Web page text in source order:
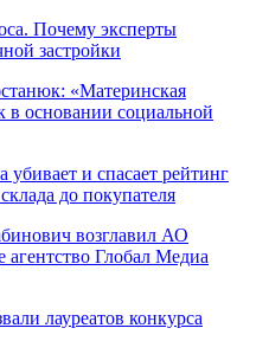
Почему эксперты
застройки
«Материнская
основании социальной
убивает и спасает рейтинг
до покупателя
возглавил АО
Глобал Медиа
лауреатов конкурса